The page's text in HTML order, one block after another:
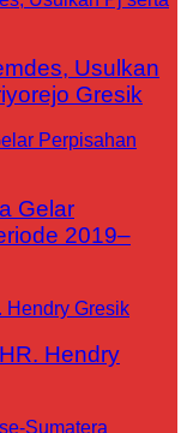
Usulkan
Gresik
Gelar
2019–
Hendry